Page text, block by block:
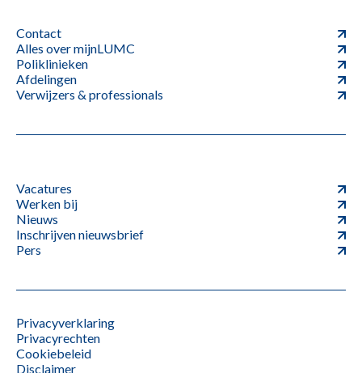
Contact
Alles over mijnLUMC
Poliklinieken
Afdelingen
Verwijzers & professionals
Vacatures
Werken bij
Nieuws
Inschrijven nieuwsbrief
Pers
Privacyverklaring
Privacyrechten
Cookiebeleid
Disclaimer